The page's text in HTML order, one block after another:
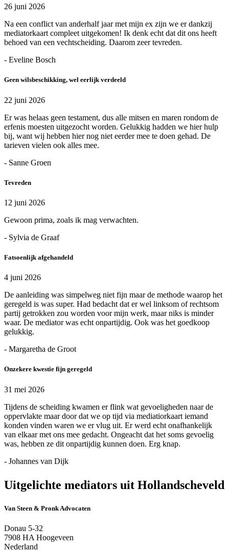
26 juni 2026
Na een conflict van anderhalf jaar met mijn ex zijn we er dankzij
mediatorkaart compleet uitgekomen! Ik denk echt dat dit ons heeft
behoed van een vechtscheiding. Daarom zeer tevreden.
- Eveline Bosch
Geen wilsbeschikking, wel eerlijk verdeeld
22 juni 2026
Er was helaas geen testament, dus alle mitsen en maren rondom de
erfenis moesten uitgezocht worden. Gelukkig hadden we hier hulp
bij, want wij hebben hier nog niet eerder mee te doen gehad. De
tarieven vielen ook alles mee.
- Sanne Groen
Tevreden
12 juni 2026
Gewoon prima, zoals ik mag verwachten.
- Sylvia de Graaf
Fatsoenlijk afgehandeld
4 juni 2026
De aanleiding was simpelweg niet fijn maar de methode waarop het
geregeld is was super. Had bedacht dat er wel linksom of rechtsom
partij getrokken zou worden voor mijn werk, maar niks is minder
waar. De mediator was echt onpartijdig. Ook was het goedkoop
gelukkig.
- Margaretha de Groot
Onzekere kwestie fijn geregeld
31 mei 2026
Tijdens de scheiding kwamen er flink wat gevoeligheden naar de
oppervlakte maar door dat we op tijd via mediatiorkaart iemand
konden vinden waren we er vlug uit. Er werd echt onafhankelijk
van elkaar met ons mee gedacht. Ongeacht dat het soms gevoelig
was, hebben ze dit onpartijdig kunnen doen. Erg knap.
- Johannes van Dijk
Uitgelichte mediators uit Hollandscheveld
Van Steen & Pronk Advocaten
Donau 5-32
7908 HA Hoogeveen
Nederland